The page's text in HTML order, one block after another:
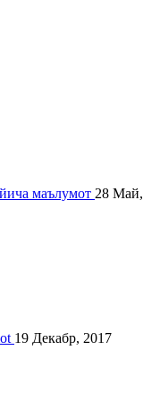
маълумот 28 Май,
19 Декабр, 2017